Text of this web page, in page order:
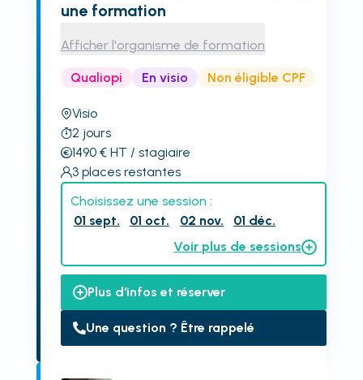
une formation
Afficher l'organisme de formation
Qualiopi En visio Non éligible CPF
Visio
2 jours
1490€ HT / stagiaire
3 places restantes
Choisissez une session :
01 sept.
01 oct. 02 nov.
01 déc.
Voir plus de sessions
Plus d'infos et réserver
Une question ? Être rappelé